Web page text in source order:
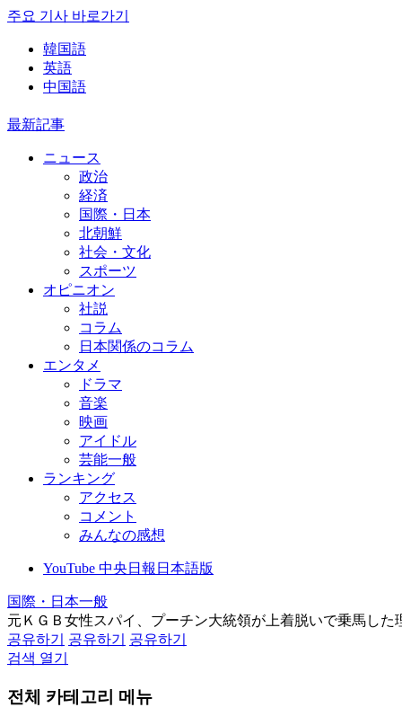
주요 기사 바로가기
韓国語
英語
中国語
最新記事
ニュース
政治
経済
国際・日本
北朝鮮
社会・文化
スポーツ
オピニオン
社説
コラム
日本関係のコラム
エンタメ
ドラマ
音楽
映画
アイドル
芸能一般
ランキング
アクセス
コメント
みんなの感想
YouTube 中央日報日本語版
国際・日本一般
元ＫＧＢ女性スパイ、プーチン大統領が上着脱いで乗馬した
공유하기
공유하기
공유하기
검색 열기
전체 카테고리 메뉴